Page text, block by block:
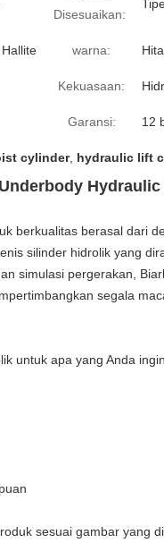
Disesuaikan:
warna:
Kekuasaan:
Garansi: 12
cylinder, hydraulic lift
berkualitas berasal dari
silinder hidrolik yang
simulasi pergerakan,
segala
untuk apa yang Anda
sesuai gambar yang